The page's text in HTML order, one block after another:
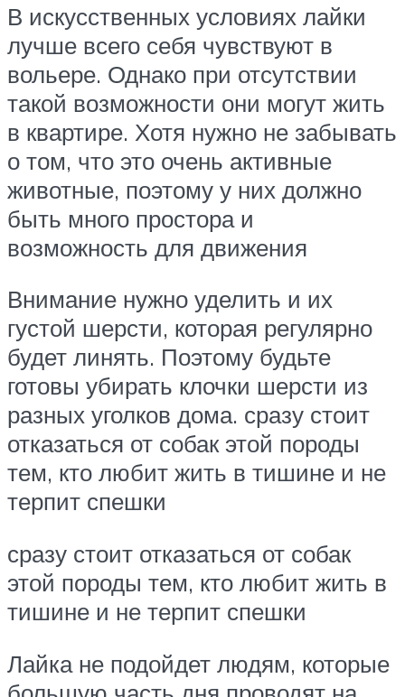
В искусственных условиях лайки
лучше всего себя чувствуют в
вольере. Однако при отсутствии
такой возможности они могут жить
в квартире. Хотя нужно не забывать
о том, что это очень активные
животные, поэтому у них должно
быть много простора и
возможность для движения
Внимание нужно уделить и их
густой шерсти, которая регулярно
будет линять. Поэтому будьте
готовы убирать клочки шерсти из
разных уголков дома. сразу стоит
отказаться от собак этой породы
тем, кто любит жить в тишине и не
терпит спешки
сразу стоит отказаться от собак
этой породы тем, кто любит жить в
тишине и не терпит спешки
Лайка не подойдет людям, которые